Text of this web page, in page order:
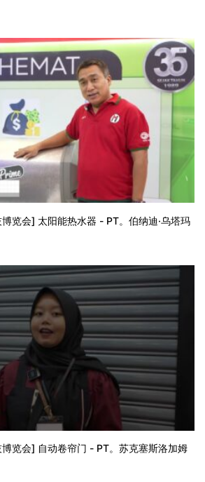
览会] 太阳能热水器 - PT。伯纳迪·乌塔玛
览会] 自动卷帘门 - PT。苏克塞斯洛加姆